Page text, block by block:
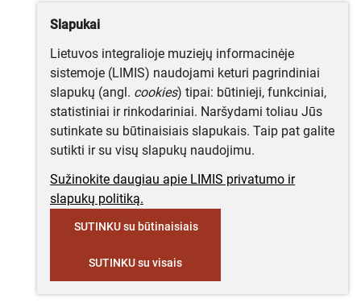
Slapukai
Lietuvos integralioje muziejų informacinėje
sistemoje (LIMIS) naudojami keturi pagrindiniai
slapukų (angl. cookies) tipai: būtinieji, funkciniai,
statistiniai ir rinkodariniai. Naršydami toliau Jūs
sutinkate su būtinaisiais slapukais. Taip pat galite
sutikti ir su visų slapukų naudojimu.
Sužinokite daugiau apie LIMIS privatumo ir
slapukų politiką.
SUTINKU su būtinaisiais
SUTINKU su visais